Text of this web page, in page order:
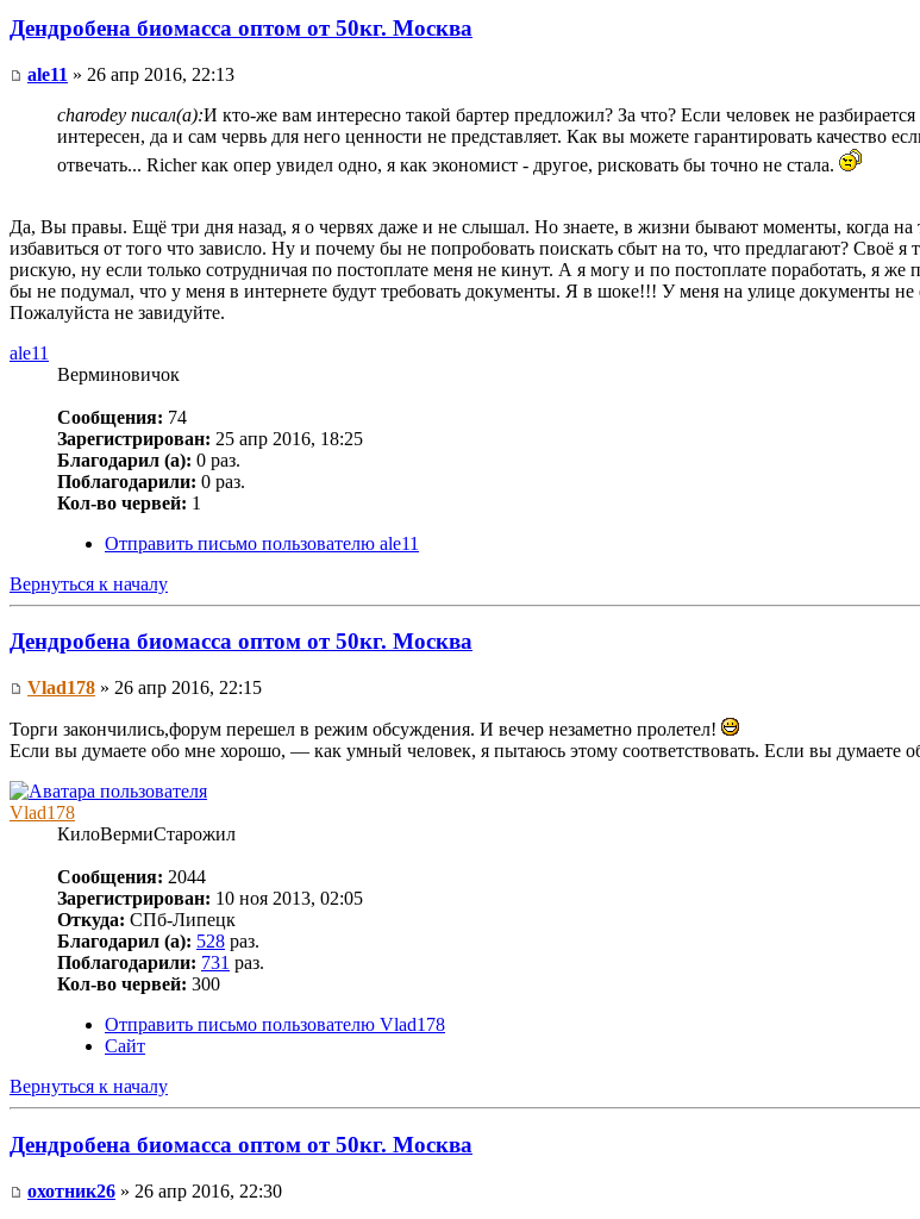
Дендробена биомасса оптом от 50кг. Москва
ale11 » 26 апр 2016, 22:13
charodey писал(а):И кто-же вам интересно такой бартер предложил? За что? Если человек не
интересен, да и сам червь для него ценности не представляет. Как вы можете гарантировать качество
отвечать... Richer как опер увидел одно, я как экономист - другое, рисковать бы точно не стала.
Да, Вы правы. Ещё три дня назад, я о червях даже и не слышал. Но знаете, в жизни бывают моменты, когда на
избавиться от того что зависло. Ну и почему бы не попробовать поискать сбыт на то, что предлагают?
рискую, ну если только сотрудничая по постоплате меня не кинут. А я могу и по постоплате поработать, я
бы не подумал, что у меня в интернете будут требовать документы. Я в шоке!!! У меня на улице документы
Пожалуйста не завидуйте.
ale11
Верминовичок
Сообщения: 74
Зарегистрирован: 25 апр 2016, 18:25
Благодарил (а): 0 раз.
Поблагодарили: 0 раз.
Кол-во червей: 1
Отправить письмо пользователю ale11
Вернуться к началу
Дендробена биомасса оптом от 50кг. Москва
Vlad178 » 26 апр 2016, 22:15
Торги закончились,форум перешел в режим обсуждения. И вечер незаметно пролетел!
Если вы думаете обо мне хорошо, — как умный человек, я пытаюсь этому соответствовать. Если вы думаете
Vlad178
КилоВермиСтарожил
Сообщения: 2044
Зарегистрирован: 10 ноя 2013, 02:05
Откуда: СПб-Липецк
Благодарил (а): 528 раз.
Поблагодарили: 731 раз.
Кол-во червей: 300
Отправить письмо пользователю Vlad178
Сайт
Вернуться к началу
Дендробена биомасса оптом от 50кг. Москва
охотник26 » 26 апр 2016, 22:30